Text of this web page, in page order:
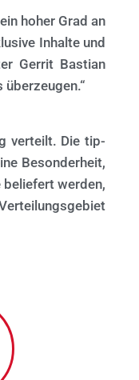
hoher Grad an
Inhalte und
Gerrit Bastian
verteilt. Die tip-
Besonderheit,
werden,